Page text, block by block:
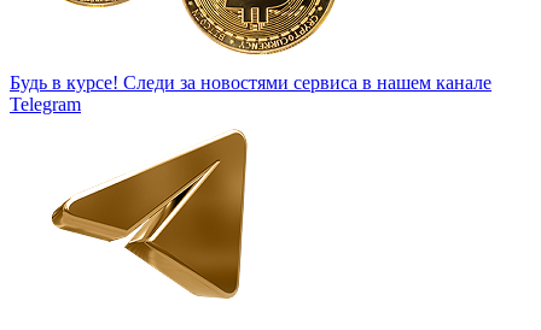
Будь в курсе! Следи за новостями сервиса в нашем канале
Telegram